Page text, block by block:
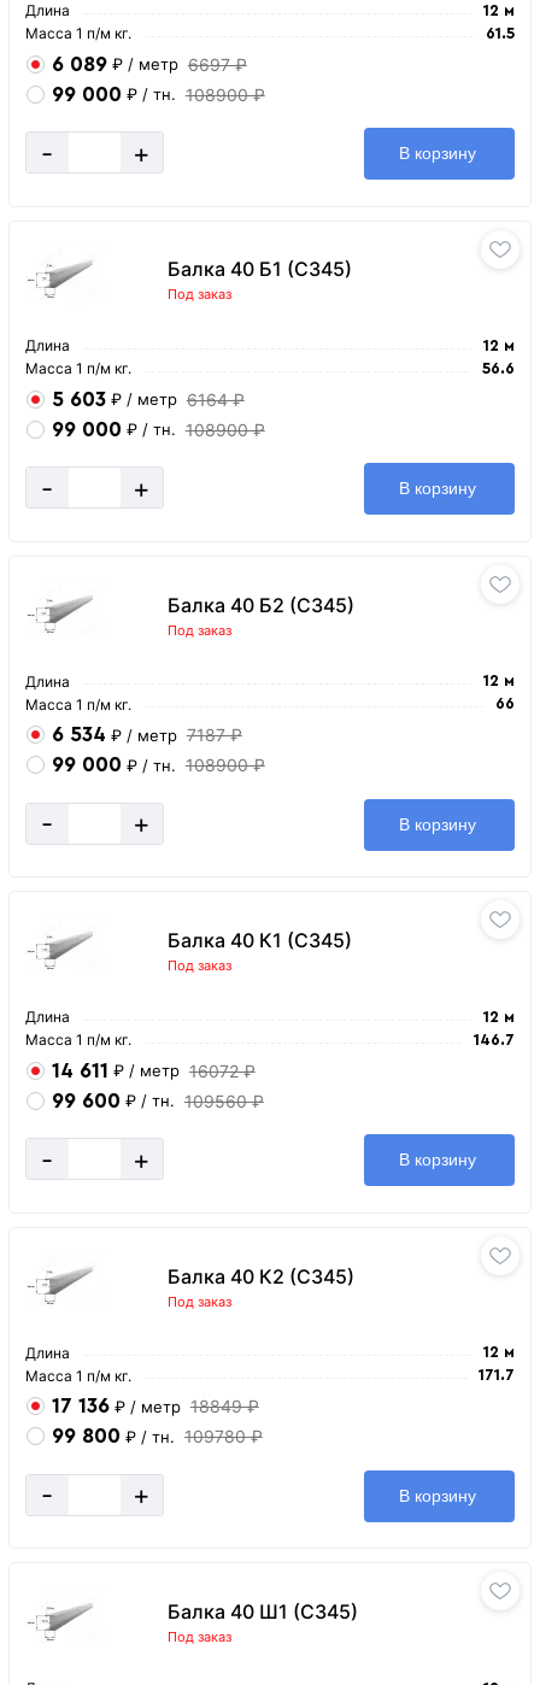
Длина 12 м
Масса 1 п/м кг. 61.5
6 089 ₽ / метр 6697 ₽
99 000 ₽ / тн. 108900 ₽
- + В корзину
Балка 40 Б1 (С345)
Под заказ
Длина 12 м
Масса 1 п/м кг. 56.6
5 603 ₽ / метр 6164 ₽
99 000 ₽ / тн. 108900 ₽
- + В корзину
Балка 40 Б2 (С345)
Под заказ
Длина 12 м
Масса 1 п/м кг. 66
6 534 ₽ / метр 7187 ₽
99 000 ₽ / тн. 108900 ₽
- + В корзину
Балка 40 К1 (С345)
Под заказ
Длина 12 м
Масса 1 п/м кг. 146.7
14 611 ₽ / метр 16072 ₽
99 600 ₽ / тн. 109560 ₽
- + В корзину
Балка 40 К2 (С345)
Под заказ
Длина 12 м
Масса 1 п/м кг. 171.7
17 136 ₽ / метр 18849 ₽
99 800 ₽ / тн. 109780 ₽
- + В корзину
Балка 40 Ш1 (С345)
Под заказ